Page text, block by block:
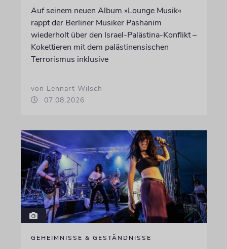
Auf seinem neuen Album »Lounge Musik«
rappt der Berliner Musiker Pashanim
wiederholt über den Israel-Palästina-Konflikt –
Kokettieren mit dem palästinensischen
Terrorismus inklusive
von Lennart Wilsch
07.08.2026
GEHEIMNISSE & GESTÄNDNISSE